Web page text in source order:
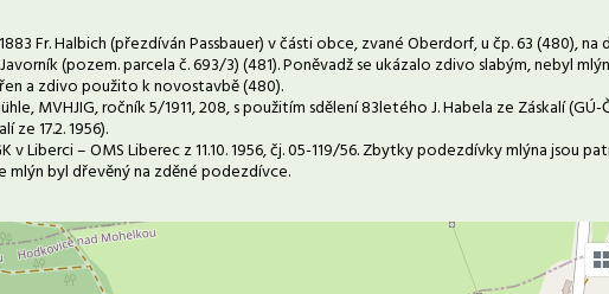
Fr. Halbich (přezdíván Passbauer) v části obce, zvané Oberdorf, u čp. 63 (480),
(pozem. parcela č. 693/3) (481). Poněvadž se ukázalo zdivo slabým, nebyl
a zdivo použito k novostavbě (480).
MVHJIG, ročník 5/1911, 208, s použitím sdělení 83letého J. Habela ze Záskalí (GÚ-
ze 17.2. 1956).
v Liberci – OMS Liberec z 11.10. 1956, čj. 05-119/56. Zbytky podezdívky mlýna jsou
mlýn byl dřevěný na zděné podezdívce.